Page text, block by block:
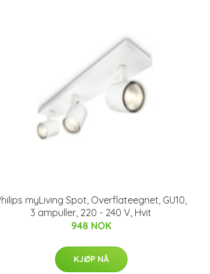
myLiving Spot, Overflateegnet, GU10,
3 ampuller, 220 - 240 V, Hvit
948 NOK
KJØP NÅ